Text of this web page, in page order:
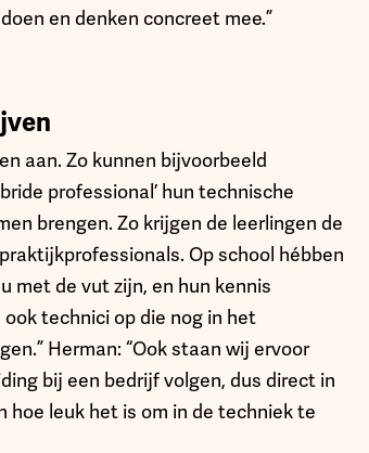
en denken concreet mee.”
aan. Zo kunnen bijvoorbeeld
professional’ hun technische
brengen. Zo krijgen de leerlingen de
Op school hébben
met de vut zijn, en hun kennis
technici op die nog in het
Herman: “Ook staan wij ervoor
bij een bedrijf volgen, dus direct in
leuk het is om in de techniek te